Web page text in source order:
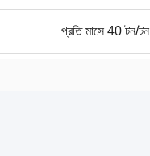
প্রতি মাসে 40 টন/টন